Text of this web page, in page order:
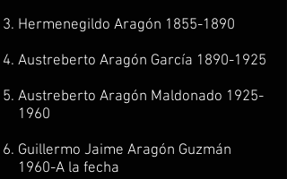
Hermenegildo Aragón 1855-1890
Austreberto Aragón García 1890-1925
Austreberto Aragón Maldonado 1925-
1960
Guillermo Jaime Aragón Guzmán
1960-A la fecha